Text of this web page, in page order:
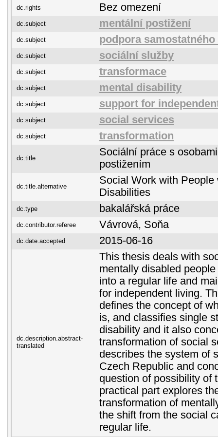
dc.rights Bez omezení
dc.subject mentální postižení
dc.subject podpora
dc.subject sociální služby
dc.subject transformace
dc.subject mental disability
dc.subject support for
dc.subject social services
dc.subject transformation
dc.title
Sociální práce s
postižením
dc.title.alternative
Social Work with People
Disabilities
dc.type bakalářská práce
dc.contributor.referee Vávrová, Soňa
dc.date.accepted 2015-06-16
dc.description.abstract-
translated
This thesis deals with
mentally disabled
into a regular life and
for independent living.
defines the concept of
is, and classifies single
disability and it also
transformation of social
describes the system of
Czech Republic and
question of possibility of
practical part explores
transformation of
the shift from the social
regular life.